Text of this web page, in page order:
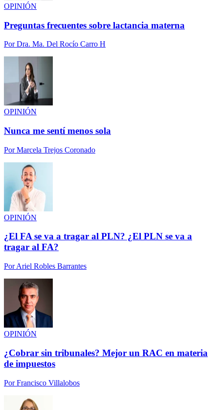
OPINIÓN
Preguntas frecuentes sobre lactancia materna
PorDra. Ma. Del Rocío Carro H
OPINIÓN
Nunca me sentí menos sola
PorMarcela Trejos Coronado
OPINIÓN
¿El FA se va a tragar al PLN? ¿El PLN se va a
tragar al FA?
PorAriel Robles Barrantes
OPINIÓN
¿Cobrar sin tribunales? Mejor un RAC en materia
de impuestos
PorFrancisco Villalobos